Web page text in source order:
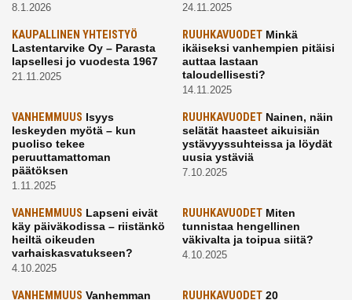
8.1.2026 24.11.2025
KAUPALLINEN YHTEISTYÖ
Lastentarvike Oy – Parasta
lapsellesi jo vuodesta 1967
21.11.2025
RUUHKAVUODETMinkä
ikäiseksi vanhempien pitäisi
auttaa lastaan
taloudellisesti?
14.11.2025
VANHEMMUUS Isyys
leskeyden myötä – kun
puoliso tekee
peruuttamattoman
päätöksen
1.11.2025
RUUHKAVUODETNainen, näin
selätät haasteet aikuisiän
ystävyyssuhteissa ja löydät
uusia ystäviä
7.10.2025
VANHEMMUUS Lapseni eivät
käy päiväkodissa – riistänkö
heiltä oikeuden
varhaiskasvatukseen?
4.10.2025
RUUHKAVUODETMiten
tunnistaa hengellinen
väkivalta ja toipua siitä?
4.10.2025
VANHEMMUUS Vanhemman
RUUHKAVUODET20